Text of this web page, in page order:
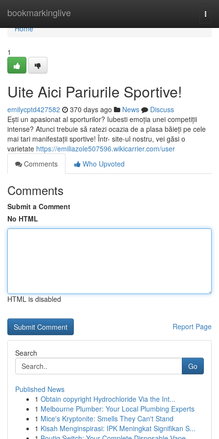
bookmarkinglive
Home
Home
1
Uite Aici Pariurile Sportive!
emilycptd427582 370 days ago News
Discuss
Ești un apasionat al sporturilor? Iubesti emoția unei competiții
intense? Atunci trebuie să ratezi ocazia de a plasa băieți pe cele
mai tari manifestații sportive! Într- site-ul nostru, vei găsi o
varietate https://emiliazole507596.wikicarrier.com/user
Comments
Who Upvoted
Comments
Submit a Comment
No HTML
HTML is disabled
Report Page
Search
Go
Published News
1 Obtain copyright Hydrochloride Via the Int...
1 Melbourne Plumber: Your Local Plumbing Experts
1 Mice's Kryptonite: Smells They Can't Stand
1 Kisah Menginspirasi: IPK Meningkat Signifikan S...